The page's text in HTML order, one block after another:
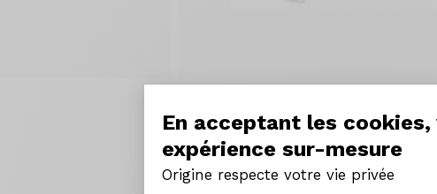
En acceptant les cookies,
expérience sur-mesure
Origine respecte votre vie privée